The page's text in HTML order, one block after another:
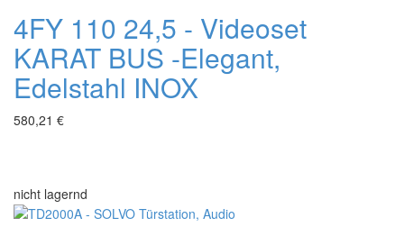
4FY 110 24,5 - Videoset
KARAT BUS -Elegant,
Edelstahl INOX
580,21 €
nicht lagernd